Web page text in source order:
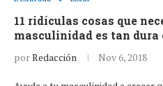
11 ridículas cosas que
masculinidad es tan dura
porRedacción Nov 6, 2018